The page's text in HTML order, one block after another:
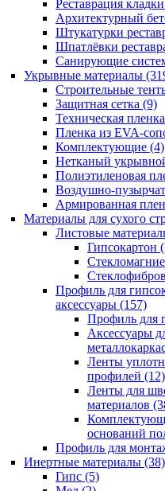
Реставрация
Архитектурный
Штукатурки
Шпатлёвки
Санирующие
Укрывные материалы
Строительные
Защитная сетка (9)
Техническая
Пленка из EVA-
Комплектующие (4)
Нетканый
Полиэтиленовая
Воздушно-
Армированная
Материалы для сухого
Листовые
Гипсокартон
Профиль для
аксессуары (157)
Профиль для
Аксессуары
Ленты
профилей (12)
Ленты для
материалов
оснований
Профиль для
Инертные материалы (38)
Гипс (5)